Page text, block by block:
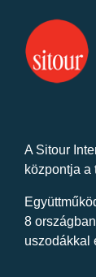
A Sitour
központja a
8
uszodákkal